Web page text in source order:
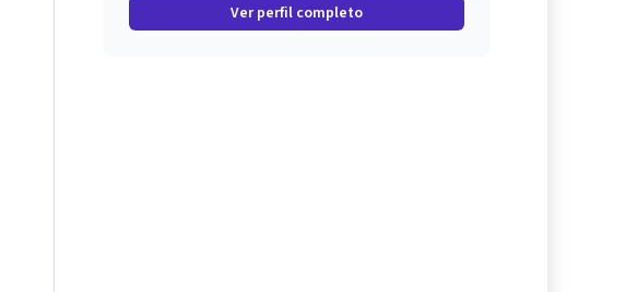
Ver perfil completo